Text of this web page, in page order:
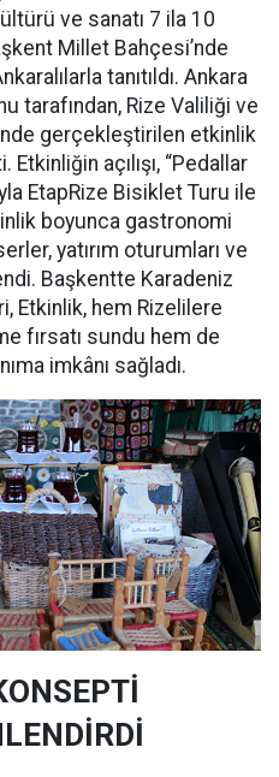
ve sanatı 7 ila 10
Millet Bahçesi’nde
tanıtıldı. Ankara
tarafından, Rize Valiliği ve
gerçekleştirilen etkinlik
açılışı, “Pedallar
EtapRize Bisiklet Turu ile
boyunca gastronomi
yatırım oturumları ve
Başkentte Karadeniz
Etkinlik, hem Rizelilere
fırsatı sundu hem de
imkânı sağladı.